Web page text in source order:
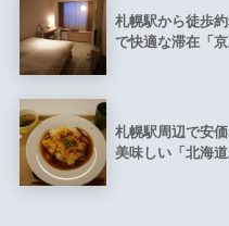
札幌駅から徒歩
で快適な滞在「
札幌駅周辺で安
美味しい「北海